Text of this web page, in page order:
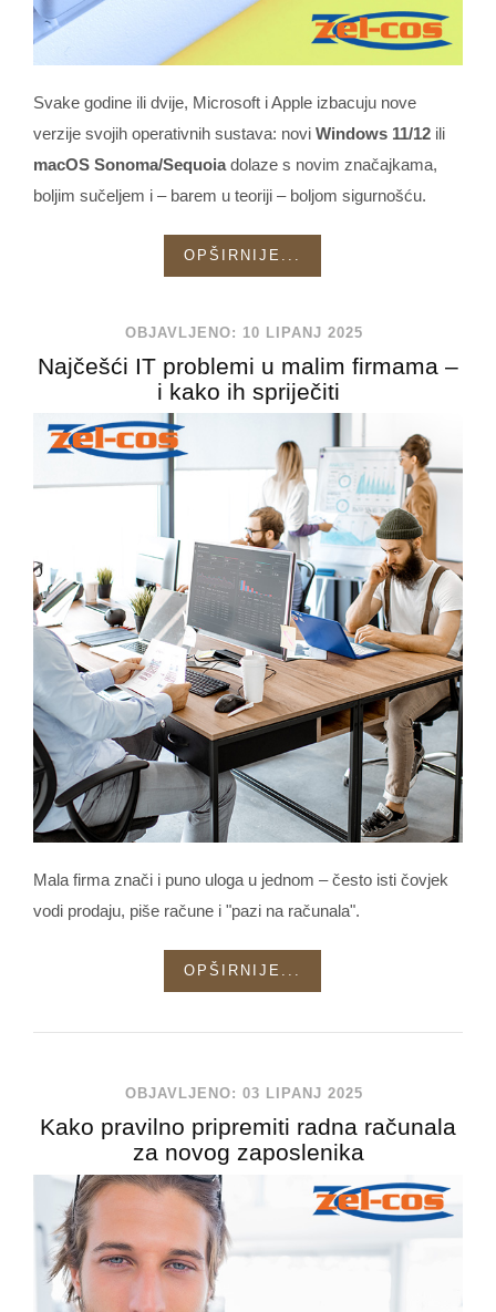
Svake godine ili dvije, Microsoft i Apple izbacuju nove
verzije svojih operativnih sustava: novi Windows 11/12 ili
macOS Sonoma/Sequoiadolaze s novim značajkama,
boljim sučeljem i – barem u teoriji – boljom sigurnošću.
OPŠIRNIJE...
OBJAVLJENO: 10 LIPANJ 2025
Najčešći IT problemi u malim firmama –
i kako ih spriječiti
Mala firma znači i puno uloga u jednom – često isti čovjek
vodi prodaju, piše račune i "pazi na računala".
OPŠIRNIJE...
OBJAVLJENO: 03 LIPANJ 2025
Kako pravilno pripremiti radna računala
za novog zaposlenika